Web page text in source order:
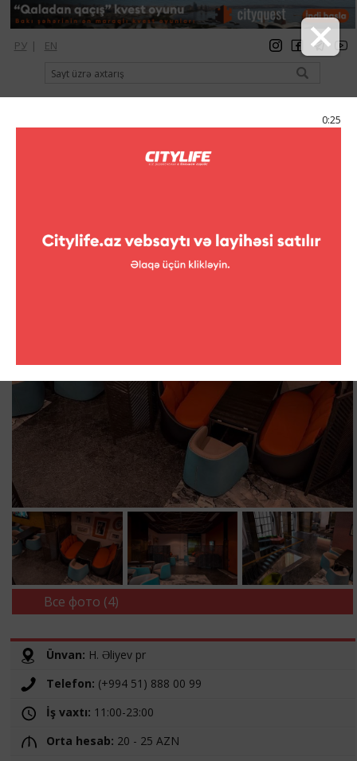
0:25
РУ | EN
qeydiyyat giriş Citylife Magazine
Level 99
Все фото (4)
Ünvan: H. Əliyev pr
Telefon: (+994 51) 888 00 99
İş vaxtı: 11:00-23:00
Orta hesab: 20 - 25 AZN